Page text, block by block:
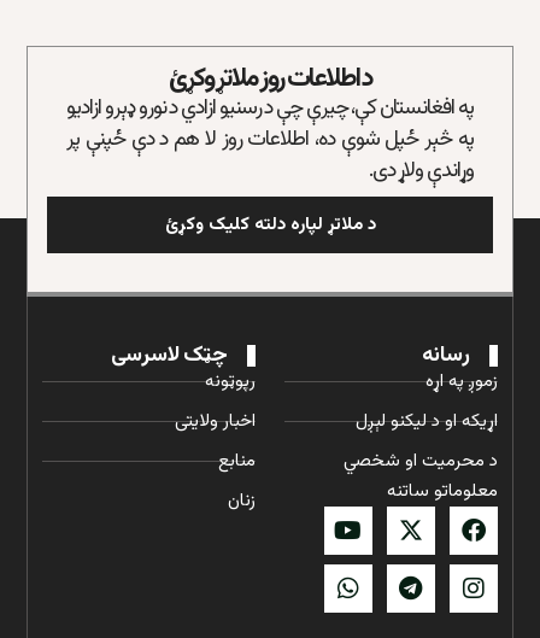
د اطلاعات روز ملاتړ وکړئ
په افغانستان کې، چیرې چې د رسنیو ازادي د نورو ډېرو ازادیو
په څېر ځپل شوې ده، اطلاعات روز لا هم د دې ځپنې پر
وړاندې ولاړ دی.
د ملاتړ لپاره دلته کلیک وکړئ
رسانه
زموږ په اړه
اړیکه او د لیکنو لېږل
د محرمیت او شخصي
معلوماتو ساتنه
چټک لاسرسی
رپوټونه
اخبار ولایتی
منابع
زنان